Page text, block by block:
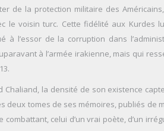
de la protection militaire des
le voisin turc. Cette fidélité aux Kurdes
l’essor de la corruption dans
à l’armée irakienne, mais qui
la densité de son existence
deux tomes de ses mémoires, publiés de
celui d’un vrai poète, d’un